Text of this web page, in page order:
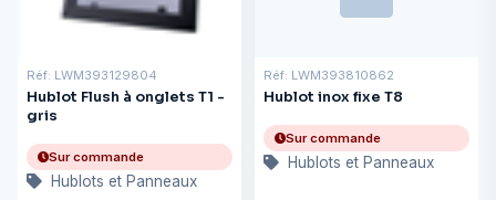
Réf: LWM393129804
Hublot Flush à onglets T1 -
gris
Sur commande
Hublots et Panneaux
Réf: LWM393810862
Hublot inox fixe T8
Sur commande
Hublots et Panneaux